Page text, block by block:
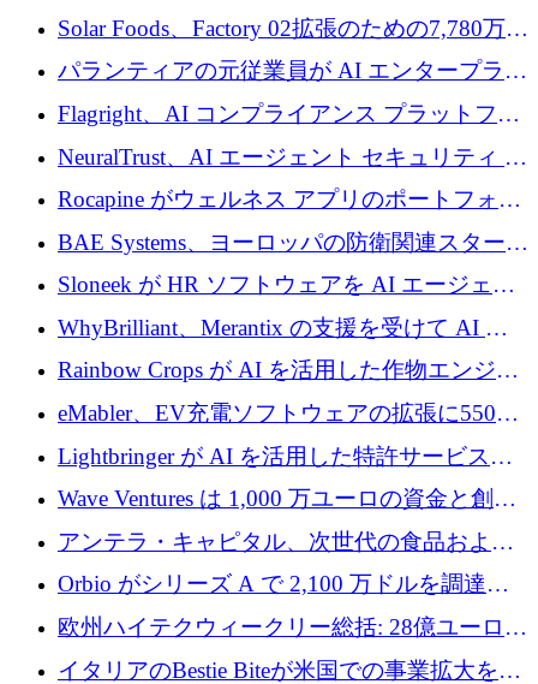
ースし、60 万ドルのプレシード資金を確保
Solar Foods、Factory 02拡張のための7,780万ユ
ーロの資金調達パッケージを獲得
パランティアの元従業員が AI エンタープライ
ズ スタートアップの Conduct に 6,000 万ドル
を調達
Flagright、AI コンプライアンス プラットフォ
ームを拡張するためにシリーズ A で 1,250 万
ドルを確保
NeuralTrust、AI エージェント セキュリティ プ
ラットフォームの拡張に 2,000 万ドルを調達
Rocapine がウェルネス アプリのポートフォリ
オを拡大するためにシリーズ A で 1,300 万ド
ルを調達
BAE Systems、ヨーロッパの防衛関連スタート
アップの規模拡大を支援するために 5,000 万
ユーロの支援を開始
Sloneek が HR ソフトウェアを AI エージェン
トに変えるために 600 万ドルを調達
WhyBrilliant、Merantix の支援を受けて AI 求
人マッチングを拡大するために 100 万ユーロ
Rainbow Crops が AI を活用した作物エンジニ
アリングを拡張するために 970 万ユーロを調
eMabler、EV充電ソフトウェアの拡張に550万
ユーロを確保
Lightbringer が AI を活用した特許サービスを
拡大するために 1,000 万ドルを調達
Wave Ventures は 1,000 万ユーロの資金と創設
者補助金で 10 周年を迎える
アンテラ・キャピタル、次世代の食品および
アグリテクノロジーのイノベーションを支援
に到達
Orbio がシリーズ A で 2,100 万ドルを調達、
AI 労働力管理を世界の最前線の労働者に提供
欧州ハイテクウィークリー総括: 28億ユーロの
取引と5月のハイライト
イタリアのBestie Biteが米国での事業拡大を加